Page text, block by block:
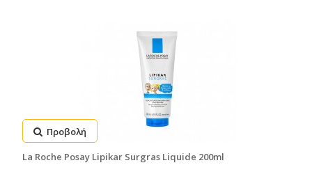
Προβολή
La Roche Posay Lipikar Surgras Liquide 200ml